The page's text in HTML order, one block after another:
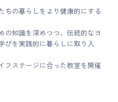
ちの暮らしをより健康的にする
の知識を深めつつ、伝統的なヨ
びを実践的に暮らしに取り入
フステージに合った教室を開催